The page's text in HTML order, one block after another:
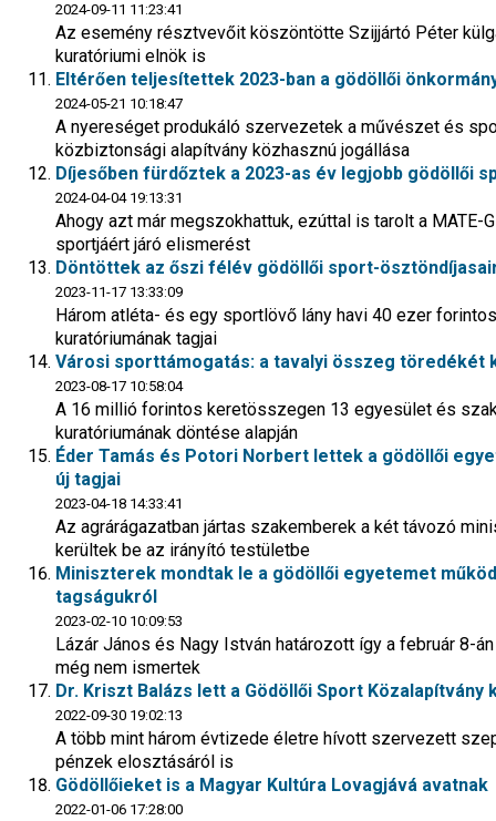
2024-09-11 11:23:41
Az esemény résztvevőit köszöntötte Szijjártó Péter
kuratóriumi elnök is
Eltérően teljesítettek 2023-ban a gödöllői
2024-05-21 10:18:47
A nyereséget produkáló szervezetek a művészet és
közbiztonsági alapítvány közhasznú jogállása
Díjesőben fürdőztek a 2023-as év legjobb gödöllői
2024-04-04 19:13:31
Ahogy azt már megszokhattuk, ezúttal is tarolt a MATE-
sportjáért járó elismerést
Döntöttek az őszi félév gödöllői sport-
2023-11-17 13:33:09
Három atléta- és egy sportlövő lány havi 40 ezer
kuratóriumának tagjai
Városi sporttámogatás: a tavalyi összeg töredékét
2023-08-17 10:58:04
A 16 millió forintos keretösszegen 13 egyesület és
kuratóriumának döntése alapján
Éder Tamás és Potori Norbert lettek a gödöllői
új tagjai
2023-04-18 14:33:41
Az agrárágazatban jártas szakemberek a két távozó
kerültek be az irányító testületbe
Miniszterek mondtak le a gödöllői egyetemet
tagságukról
2023-02-10 10:09:53
Lázár János és Nagy István határozott így a február 8-
még nem ismertek
Dr. Kriszt Balázs lett a Gödöllői Sport Közalapítvány
2022-09-30 19:02:13
A több mint három évtizede életre hívott szervezett
pénzek elosztásáról is
Gödöllőieket is a Magyar Kultúra Lovagjává avatnak
2022-01-06 17:28:00